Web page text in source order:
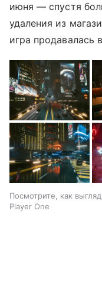
июня — спустя
удаления из
игра продавалась
Посмотрите, как
Player One